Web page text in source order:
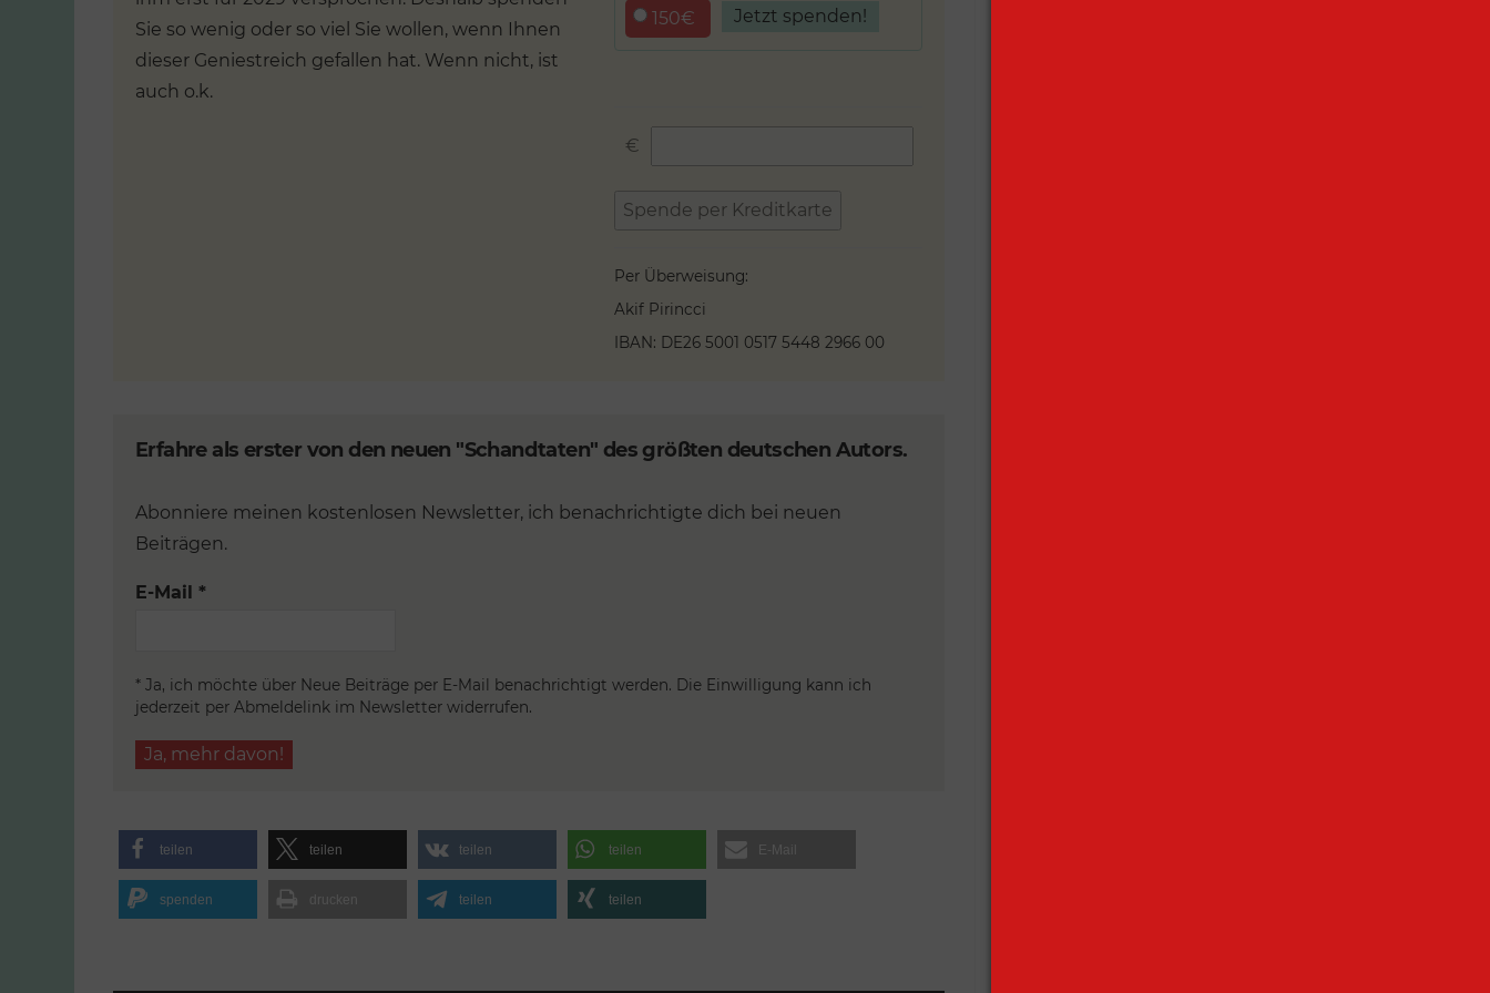
Sie so wenig oder so viel Sie wollen, wenn Ihnen
dieser Geniestreich gefallen hat. Wenn nicht, ist
auch o.k.
150€
€
Spende per Kreditkarte
Per Überweisung:
Akif Pirincci
IBAN: DE26 5001 0517 5448 2966 00
Erfahre als erster von den neuen "Schandtaten" des größten deutschen Autors.
Abonniere meinen kostenlosen Newsletter, ich benachrichtigte dich bei neuen
Beiträgen.
E-Mail *
* Ja, ich möchte über Neue Beiträge per E-Mail benachrichtigt werden. Die Einwilligung kann ich
jederzeit per Abmeldelink im Newsletter widerrufen.
teilen teilen teilen teilen E-Mail
spenden drucken teilen teilen